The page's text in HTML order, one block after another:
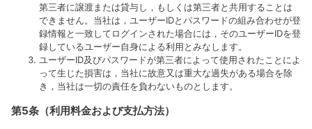
第三者に譲渡または貸与し，もしくは第三者と共用することは
できません。当社は，ユーザーIDとパスワードの組み合わせが登
録情報と一致してログインされた場合には，そのユーザーIDを登
録しているユーザー自身による利用とみなします。
ユーザーID及びパスワードが第三者によって使用されたことによ
って生じた損害は，当社に故意又は重大な過失がある場合を除
き，当社は一切の責任を負わないものとします。
第5条（利用料金および支払方法）